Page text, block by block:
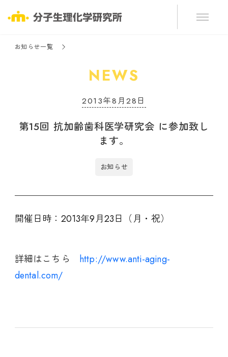
お知らせ一覧
NEWS
2013年8月28日
第15回 抗加齢歯科医学研究会 に参加致し
ます。
お知らせ
開催日時：2013年9月23日（月・祝）
詳細はこちら http://www.anti-aging-
dental.com/